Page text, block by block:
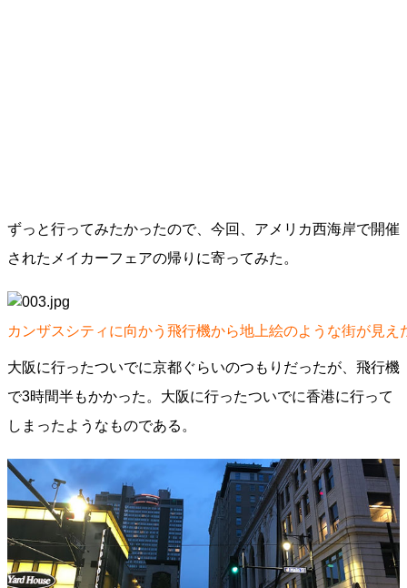
ずっと行ってみたかったので、今回、アメリカ西海岸で開催
されたメイカーフェアの帰りに寄ってみた。
カンザスシティに向かう飛行機から地上絵のような街が見え
大阪に行ったついでに京都ぐらいのつもりだったが、飛行機
で3時間半もかかった。大阪に行ったついでに香港に行って
しまったようなものである。